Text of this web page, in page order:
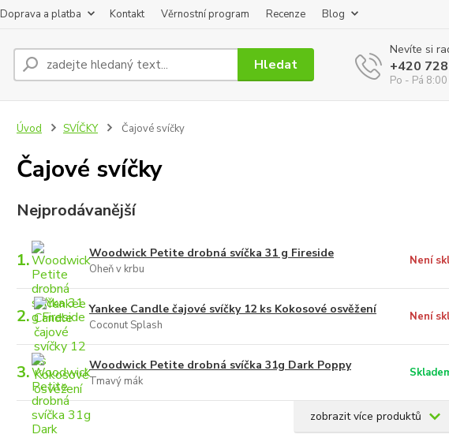
Doprava a platba Kontakt Věrnostní program Recenze Blog
Hledat
Nevíte si
+420
Po - Pá
Úvod SVÍČKY Čajové svíčky
Čajové svíčky
Nejprodávanější
1. Woodwick Petite drobná svíčka 31 g Fireside
Oheň v krbu
Není
2. Yankee Candle čajové svíčky 12 ks Kokosové osvěžení
Coconut Splash
Není
3. Woodwick Petite drobná svíčka 31g Dark Poppy
Tmavý mák
zobrazit více produktů